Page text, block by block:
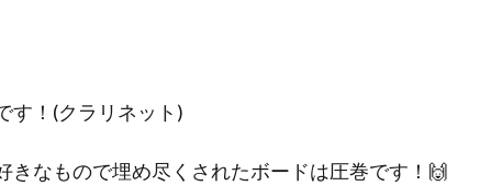
す！(クラリネット)
なもので埋め尽くされたボードは圧巻です！🙌